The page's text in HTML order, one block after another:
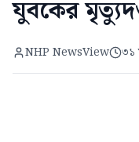
যুবকের
NHP NewsView ৩১